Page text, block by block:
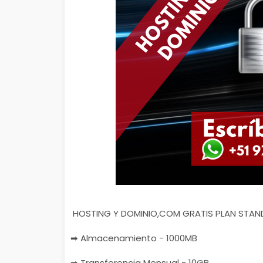
HOSTING Y DOMINIO,COM GRATIS PLAN
➡ Almacenamiento - 1000MB